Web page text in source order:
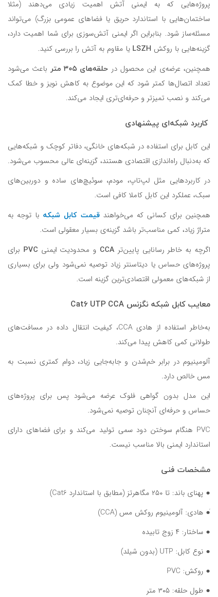
پروژه‌هایی که به ایمنی آتش اهمیت زیادی می‌دهند (مثلا
ساختمان‌هایی با استاندارد حریق یا فضاهای عمومی بزرگ) می‌تواند
مسئله‌ساز شود. بنابراین اگر ایمنی آتش‌سوزی برای شما اهمیت دارد،
گزینه‌هایی با روکش LSZH یا مقاوم به آتش را بررسی کنید.
همچنین، عرضه‌ی این محصول در حلقه‌‌های ۳۰۵ متر
باعث می‌شود
تعداد اتصال‌ها کمتر شود که این موضوع به کاهش نویز و خطا کمک
می‌کند و نصب تمیزتر و حرفه‌ای‌تری ایجاد می‌کند.
کاربرد شبکه‌ای پیشنهادی
این کابل برای استفاده در شبکه‌های خانگی، دفاتر کوچک و شبکه‌هایی
که به‌دنبال راه‌اندازی اقتصادی هستند، گزینه‌ای عالی محسوب می‌شود.
در کاربردهایی مثل لپ‌تاپ، مودم، سوئیچ‌های ساده و دوربین‌های
سبک، عملکرد این کابل کاملا کافی است.
همچنین برای کسانی که می‌خواهندقیمت کابل شبکه با توجه به
متراژ زیاد، کمی مناسب‌تر باشد گزینه‌ی بسیار معقولی است.
اگرچه به خاطر رسانایی پایین‌تر CCA و محدودیت ایمنیPVC برای
پروژه‌های حساس یا دیتاسنتر زیاد توصیه نمی‌شود ولی برای بسیاری
از شبکه‌های معمولی اقتصادی‌ترین گزینه است.
معایب کابل شبکه نگزنس Cat6 UTP CCA
به‌خاطر استفاده از هادی CCA، کیفیت انتقال داده در مسافت‌های
طولانی کمی کاهش پیدا می‌کند.
آلومینیوم در برابر خم‌شدن و جابه‌جایی زیاد، دوام کمتری نسبت به
مس خالص دارد.
این مدل بدون گواهی فلوک عرضه می‌شود پس برای پروژه‌های
حساس و حرفه‌ای آنچنان توصیه نمی‌شود.
PVC هنگام سوختن دود سمی تولید می‌کند و برای فضاهای دارای
استاندارد ایمنی بالا مناسب نیست.
مشخصات فنی
● پهنای باند: تا ۲۵۰ مگاهرتز (مطابق با استاندارد Cat6)
َ● هادی: آلومینیوم روکش مس (CCA)
● ساختار: ۴ زوج تابیده
● نوع کابل: UTP (بدون شیلد)
● روکش: PVC
● طول حلقه: ۳۰۵ متر